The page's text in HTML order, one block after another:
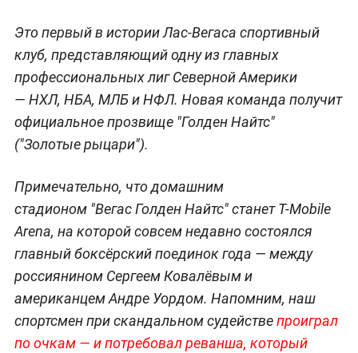
Это первый в истории Лас-Вегаса спортивный
клуб, представляющий одну из главных
профессиональных лиг Северной Америки
— НХЛ, НБА, МЛБ и НФЛ. Новая команда получит
официальное прозвище "Голден Найтс"
("Золотые рыцари").
Примечательно, что домашним
стадионом "Вегас Голден Найтс" станет T-Mobile
Arena, на которой совсем недавно состоялся
главный боксёрский поединок года — между
россиянином Сергеем Ковалёвым и
американцем Андре Уордом. Напомним, наш
спортсмен при скандальном судействепроиграл
по очкам — и потребовал реванша, который